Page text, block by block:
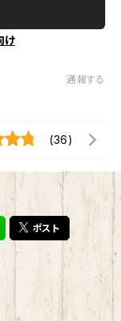
け
通報する
(36)
ポスト